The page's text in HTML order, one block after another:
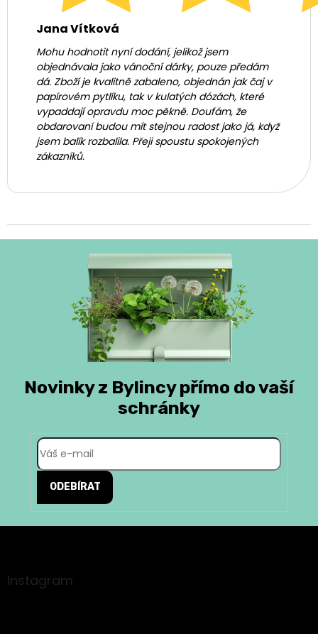
Jana Vítková
Mohu hodnotit nyní dodání, jelikož jsem
objednávala jako vánoční dárky, pouze předám
dá. Zboží je kvalitně zabaleno, objednán jak čaj v
papírovém pytlíku, tak v kulatých dózách, které
vypaddají opravdu moc pěkně. Doufám, že
obdarovaní budou mít stejnou radost jako já, když
jsem balík rozbalila. Přeji spoustu spokojených
zákazníků.
Novinky z Bylincy přímo do vaší
schránky
ODEBÍRAT
aInstagram